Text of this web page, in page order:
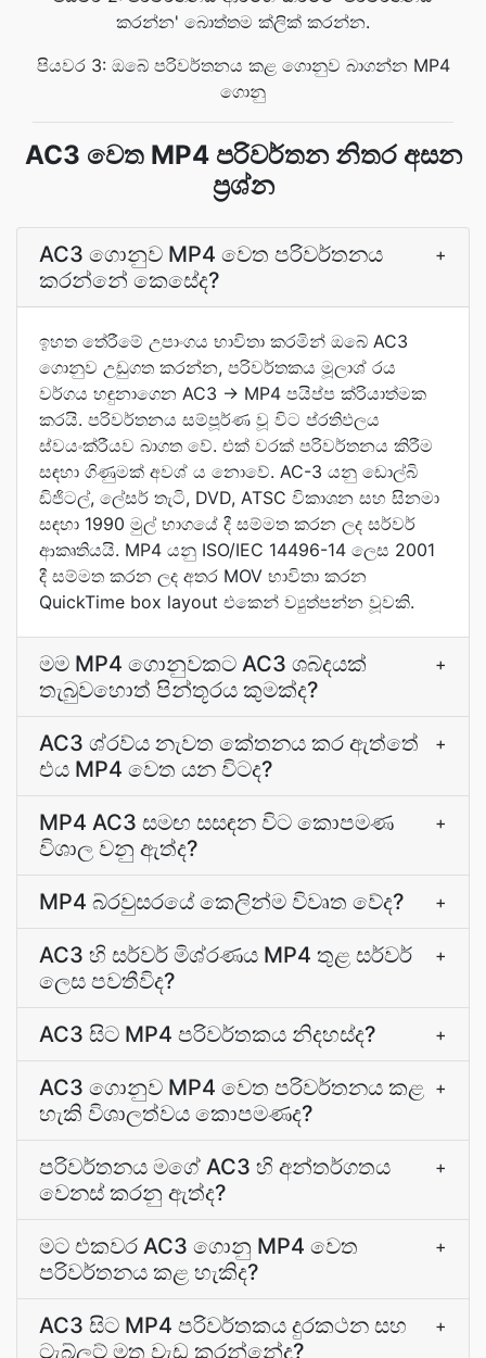
කරන්න' බොත්තම ක්ලික් කරන්න.
පියවර 3: ඔබේ පරිවර්තනය කළ ගොනුව බාගන්න MP4
ගොනු
AC3 වෙත MP4 පරිවර්තන නිතර අසන
ප්‍රශ්න
AC3 ගොනුව MP4 වෙත පරිවර්තනය
කරන්නේ කෙසේද?
+
ඉහත තේරීමේ උපාංගය භාවිතා කරමින් ඔබේ AC3
ගොනුව උඩුගත කරන්න, පරිවර්තකය මූලාශ් රය
වර්ගය හඳුනාගෙන AC3 → MP4 පයිප්ප ක්රියාත්මක
කරයි. පරිවර්තනය සම්පූර්ණ වූ විට ප්රතිඵලය
ස්වයංක්රීයව බාගත වේ. එක් වරක් පරිවර්තනය කිරීම
සඳහා ගිණුමක් අවශ් ය නොවේ. AC-3 යනු ඩොල්බි
ඩිජිටල්, ලේසර් තැටි, DVD, ATSC විකාශන සහ සිනමා
සඳහා 1990 මුල් භාගයේ දී සම්මත කරන ලද සර්වර්
ආකෘතියයි. MP4 යනු ISO/IEC 14496-14 ලෙස 2001
දී සම්මත කරන ලද අතර MOV භාවිතා කරන
QuickTime box layout එකෙන් ව්‍යුත්පන්න වූවකි.
මම MP4 ගොනුවකට AC3 ශබ්දයක්
තැබුවහොත් පින්තූරය කුමක්ද?
+
AC3 ශ්රව්ය නැවත කේතනය කර ඇත්තේ
එය MP4 වෙත යන විටද?
+
MP4 AC3 සමඟ සසඳන විට කොපමණ
විශාල වනු ඇත්ද?
+
MP4 බ්රවුසරයේ කෙලින්ම විවෘත වේද? +
AC3 හි සර්වර් මිශ්රණය MP4 තුළ සර්වර්
ලෙස පවතීවිද?
+
AC3 සිට MP4 පරිවර්තකය නිදහස්ද? +
AC3 ගොනුව MP4 වෙත පරිවර්තනය කළ
හැකි විශාලත්වය කොපමණද?
+
පරිවර්තනය මගේ AC3 හි අන්තර්ගතය
වෙනස් කරනු ඇත්ද?
+
මට එකවර AC3 ගොනු MP4 වෙත
පරිවර්තනය කළ හැකිද?
+
AC3 සිට MP4 පරිවර්තකය දුරකථන සහ
ටැබ්ලට් මත වැඩ කරන්නේද?
+